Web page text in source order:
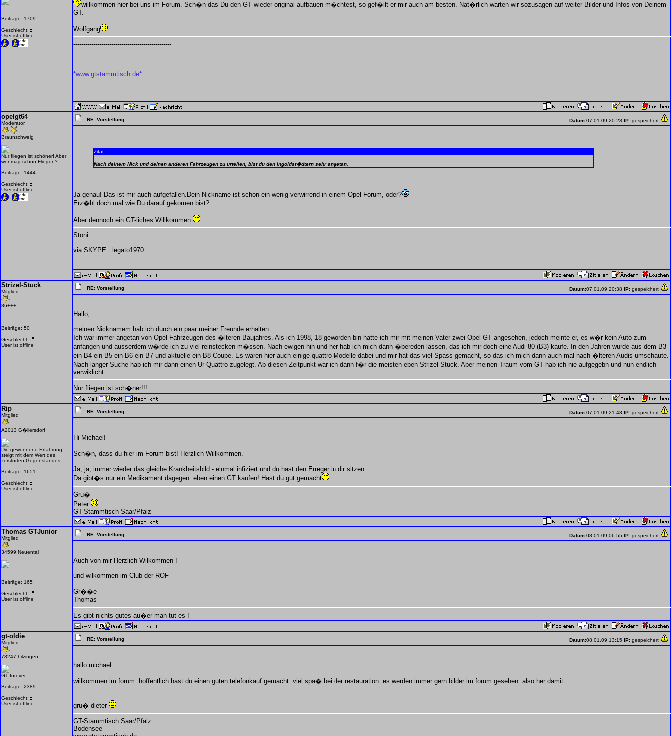
Beiträge: 1709
Geschlecht:
User ist offline
willkommen hier bei uns im Forum. Sch�n das Du den GT wieder original aufbauen m�chtest, so gef�llt er mir auch am besten. Nat�rlich warten wir sozusagen auf weiter Bilder und Infos von Deinem
GT.
Wolfgang
-------------------------------------------------
*www.gtstammtisch.de*
opelgt64
Moderator
Braunschweig
Nur fliegen ist schöner! Aber
wer mag schon Fliegen?
Beiträge: 1444
Geschlecht:
User ist offline
RE: Vorstellung Datum:07.01.09 20:28 IP: gespeichert
Zitat
Nach deinem Nick und deinen anderen Fahrzeugen zu urteilen, bist du den Ingoldst�dtern sehr angetan.
Ja genau! Das ist mir auch aufgefallen.Dein Nickname ist schon ein wenig verwirrend in einem Opel-Forum, oder?
Erz�hl doch mal wie Du darauf gekomen bist?
Aber dennoch ein GT-liches Willkommen.
Stoni
via SKYPE : legato1970
Strizel-Stuck
Mitglied
86+++
Beiträge: 50
Geschlecht:
User ist offline
RE: Vorstellung Datum:07.01.09 20:38 IP: gespeichert
Hallo,
meinen Nicknamem hab ich durch ein paar meiner Freunde erhalten.
Ich war immer angetan von Opel Fahrzeugen des �lteren Baujahres. Als ich 1998, 18 geworden bin hatte ich mir mit meinen Vater zwei Opel GT angesehen, jedoch meinte er, es w�r kein Auto zum
anfangen und ausserdem w�rde ich zu viel reinstecken m�ssen. Nach ewigen hin und her hab ich mich dann �bereden lassen, das ich mir doch eine Audi 80 (B3) kaufe. In den Jahren wurde aus dem B3
ein B4 ein B5 ein B6 ein B7 und aktuelle ein B8 Coupe. Es waren hier auch einige quattro Modelle dabei und mir hat das viel Spass gemacht, so das ich mich dann auch mal nach �lteren Audis umschaute.
Nach langer Suche hab ich mir dann einen Ur-Quattro zugelegt. Ab diesen Zeitpunkt war ich dann f�r die meisten eben Strizel-Stuck. Aber meinen Traum vom GT hab ich nie aufgegebn und nun endlich
verwiklicht.
Nur fliegen ist sch�ner!!!
Rip
Mitglied
A2013 G�llersdorf
Die gewonnene Erfahrung
steigt mit dem Wert des
zerstörten Gegenstandes
Beiträge: 1651
Geschlecht:
User ist offline
RE: Vorstellung Datum:07.01.09 21:48 IP: gespeichert
Hi Michael!
Sch�n, dass du hier im Forum bist! Herzlich Willkommen.
Ja, ja, immer wieder das gleiche Krankheitsbild - einmal infiziert und du hast den Erreger in dir sitzen.
Da gibt�s nur ein Medikament dagegen: eben einen GT kaufen! Hast du gut gemacht
Gru�
Peter
GT-Stammtisch Saar/Pfalz
Thomas GTJunior
Mitglied
34599 Neuental
Beiträge: 165
Geschlecht:
User ist offline
RE: Vorstellung Datum:08.01.09 06:55 IP: gespeichert
Auch von mir Herzlich Wilkommen !
und wilkommen im Club der ROF
Gr��e
Thomas
Es gibt nichts gutes au�er man tut es !
gt-oldie
Mitglied
78247 hilzingen
GT forever
Beiträge: 2389
Geschlecht:
User ist offline
RE: Vorstellung Datum:08.01.09 13:15 IP: gespeichert
hallo michael
willkommen im forum. hoffentlich hast du einen guten telefonkauf gemacht. viel spa� bei der restauration. es werden immer gern bilder im forum gesehen. also her damit.
gru� dieter
GT-Stammtisch Saar/Pfalz
Bodensee